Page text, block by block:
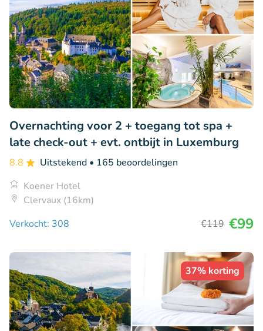
Overnachting voor 2 + toegang tot spa +
late check-out + evt. ontbijt in Luxemburg
8.8 Uitstekend • 165 beoordelingen
Koener Hotel
Clervaux (16km)
Verkocht: 308
€119 €99
37% korting